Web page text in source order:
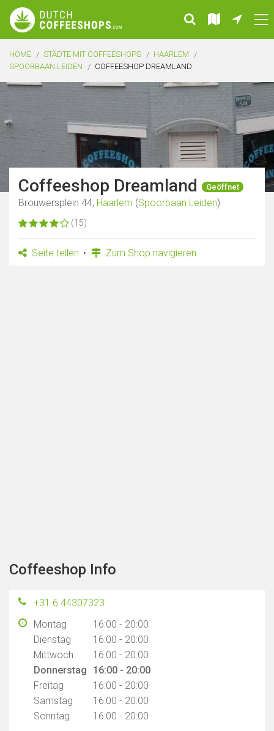
HOME STÄDTE MIT COFFEESHOPS
HAARLEM
SPOORBAAN LEIDEN
COFFEESHOP DREAMLAND
Coffeeshop Dreamland Geöffnet
Brouwersplein 44, Haarlem (Spoorbaan Leiden)
(15)
Seite teilen Zum Shop navigieren
Coffeeshop Info
+31 6 44307323
Montag
16:00 - 20:00
Dienstag
16:00 - 20:00
Mittwoch
16:00 - 20:00
Donnerstag
16:00 - 20:00
Freitag
16:00 - 20:00
Samstag
16:00 - 20:00
Sonntag
16:00 - 20:00